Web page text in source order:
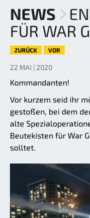
NEWS
FÜR WAR
ZURÜCK VOR
22 MAI | 2020
Kommandanten!
Vor kurzem seid ihr
gestoßen, bei dem
alte
Beutekisten für War
solltet.